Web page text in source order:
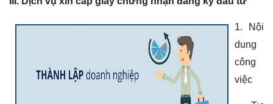
1. Nội
dung
công
việc